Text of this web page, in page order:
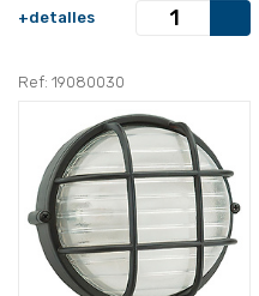
+detalles
Ref: 19080030